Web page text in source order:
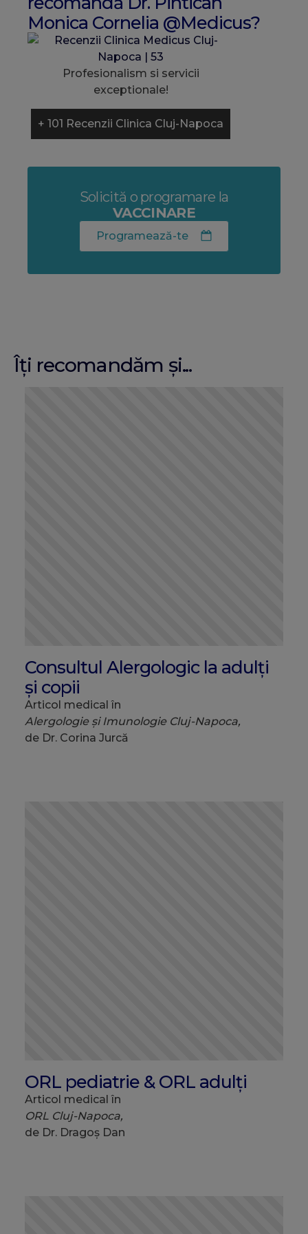
Monica Cornelia @Medicus?
Profesionalism si servicii
exceptionale!
+ 101 Recenzii Clinica Cluj-Napoca
Solicită o programare la
VACCINARE
Programează-te
Îți recomandăm și...
Consultul Alergologic la adulți
și copii
Articol medical în
Alergologie și Imunologie Cluj-Napoca,
de Dr. Corina Jurcă
ORL pediatrie & ORL adulți
Articol medical în
ORL Cluj-Napoca,
de Dr. Dragoș Dan